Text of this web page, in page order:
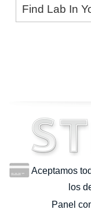
Find Lab In
Aceptamos
los
Panel